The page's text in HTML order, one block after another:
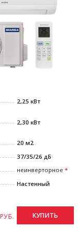
2,25 кВт
2,30 кВт
20 м2
37/35/26 дБ
неинверторное
Настенный
РУБ. КУПИТЬ